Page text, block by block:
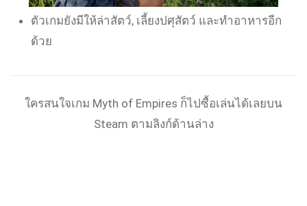
ตัวเกมยังมีให้ล่าสัตว์, เลี้ยงปศุสัตว์ และทำอาหารอีก
ด้วย
ใครสนใจเกม Myth of Empires ก็ไปซื้อเล่นได้เลยบน
Steam ตามลิงก์ด้านล่าง